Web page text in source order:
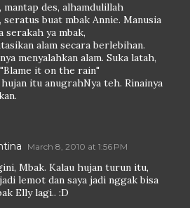
mantap des, alhamdulillah
seratus buat mbak Annie. Manusia
serakah ya mbak,
alam secara berlebihan.
menyalahkan alam. Suka latah,
it on the rain"
hujan itu anugrahNya teh. Rinainya
March 8, 2010 at 1:56 PM
Mbak. Kalau hujan turun itu,
lemot dan saya jadi nggak bisa
Elly lagi.. :D